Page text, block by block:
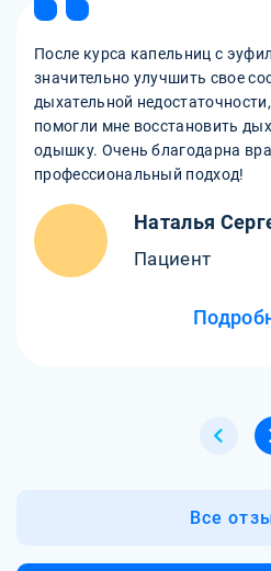
После курса капельниц с
значительно улучшить свое
дыхательной
помогли мне восстановить
одышку. Очень благодарна
профессиональный подход!
Наталья
Пациент
Все